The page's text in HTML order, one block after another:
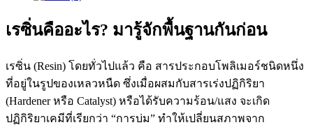
เรซิ่นคืออะไร? มารู้จักพื้นฐานกันก่อน
เรซิ่น (Resin) โดยทั่วไปแล้ว คือ สารประกอบโพลิเมอร์ชนิดหนึ่ง
ที่อยู่ในรูปของเหลวหนืด ซึ่งเมื่อผสมกับสารเร่งปฏิกิริยา
(Hardener หรือ Catalyst) หรือได้รับความร้อน/แสง จะเกิด
ปฏิกิริยาเคมีที่เรียกว่า “การบ่ม” ทำให้เปลี่ยนสภาพจาก